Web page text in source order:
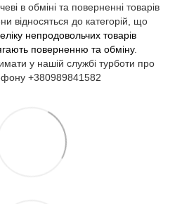
в обміні та поверненні товарів
відносяться до категорій, що
непродовольчих товарів
поверненню та обміну.
у нашій службі турботи про
+380989841582